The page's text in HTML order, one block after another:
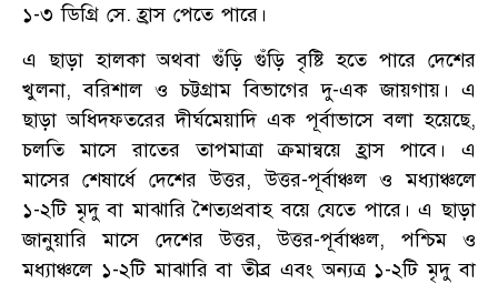
১-৩ ডিগ্রি সে. হ্রাস পেতে পারে।
এ ছাড়া হালকা অথবা গুঁড়ি গুঁড়ি বৃষ্টি হতে পারে দেশের
খুলনা, বরিশাল ও চট্টগ্রাম বিভাগের দু-এক জায়গায়। এ
ছাড়া অধিদফতরের দীর্ঘমেয়াদি এক পূর্বাভাসে বলা হয়েছে,
চলতি মাসে রাতের তাপমাত্রা ক্রমান্বয়ে হ্রাস পাবে। এ
মাসের শেষার্ধে দেশের উত্তর, উত্তর-পূর্বাঞ্চল ও মধ্যাঞ্চলে
১-২টি মৃদু বা মাঝারি শৈত্যপ্রবাহ বয়ে যেতে পারে। এ ছাড়া
জানুয়ারি মাসে দেশের উত্তর, উত্তর-পূর্বাঞ্চল, পশ্চিম ও
মধ্যাঞ্চলে ১-২টি মাঝারি বা তীব্র এবং অন্যত্র ১-২টি মৃদু বা